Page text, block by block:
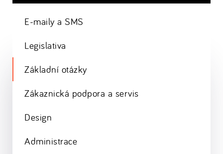
E-maily a SMS
Legislativa
Základní otázky
Zákaznická podpora a servis
Design
Administrace